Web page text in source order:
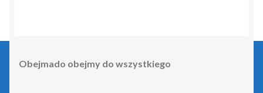
Obejmado obejmy do wszystkiego